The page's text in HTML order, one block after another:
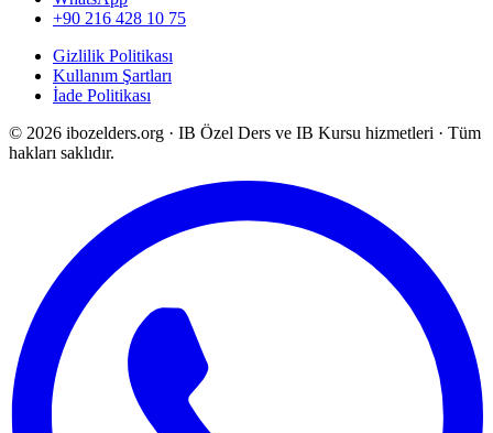
+90 216 428 10 75
Gizlilik Politikası
Kullanım Şartları
İade Politikası
© 2026 ibozelders.org · IB Özel Ders ve IB Kursu hizmetleri · Tüm
hakları saklıdır.